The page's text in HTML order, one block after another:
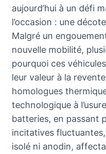
aujourd’hui à un défi
l’occasion : une
Malgré un
nouvelle mobilité,
pourquoi ces
leur valeur à la
homologues
technologique à
batteries, en passant
incitatives
isolé ni anodin,